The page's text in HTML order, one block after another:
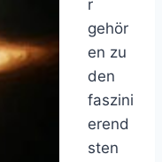
r
gehör
en zu
den
faszini
erend
sten